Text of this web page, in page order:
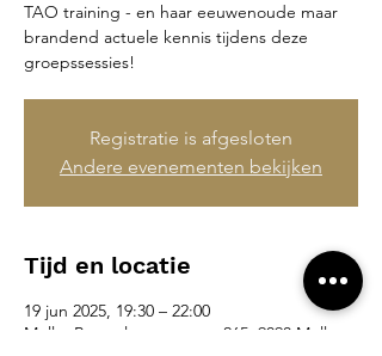
TAO training - en haar eeuwenoude maar
brandend actuele kennis tijdens deze
groepssessies!
Registratie is afgesloten
Andere evenementen bekijken
Tijd en locatie
19 jun 2025, 19:30 – 22:00
Melle, Brusselsesteenweg 265, 9090 Melle,